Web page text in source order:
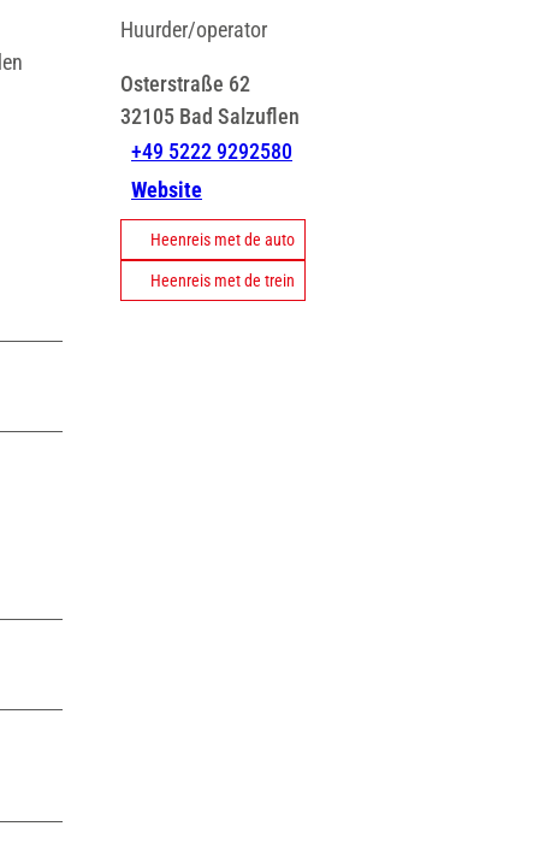
Huurder/operator
Osterstraße 62
32105 Bad Salzuflen
+49 5222 9292580
Website
Heenreis met de auto
Heenreis met de trein